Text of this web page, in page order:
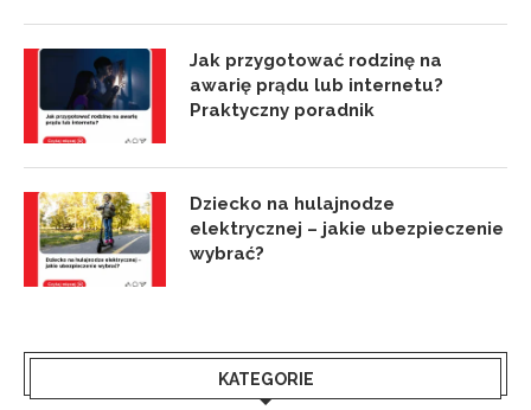
Jak przygotować rodzinę na
awarię prądu lub internetu?
Praktyczny poradnik
Dziecko na hulajnodze
elektrycznej – jakie ubezpieczenie
wybrać?
KATEGORIE